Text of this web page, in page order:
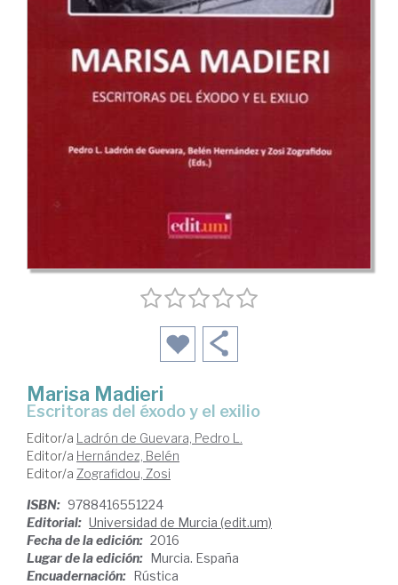
Marisa Madieri
escritoras del éxodo y el exilio
Editor/a Ladrón de Guevara, Pedro L.
Editor/a Hernández, Belén
Editor/a Zografidou, Zosi
ISBN: 9788416551224
Editorial: Universidad de Murcia (edit.um)
Fecha de la edición: 2016
Lugar de la edición: Murcia. España
Encuadernación: Rústica